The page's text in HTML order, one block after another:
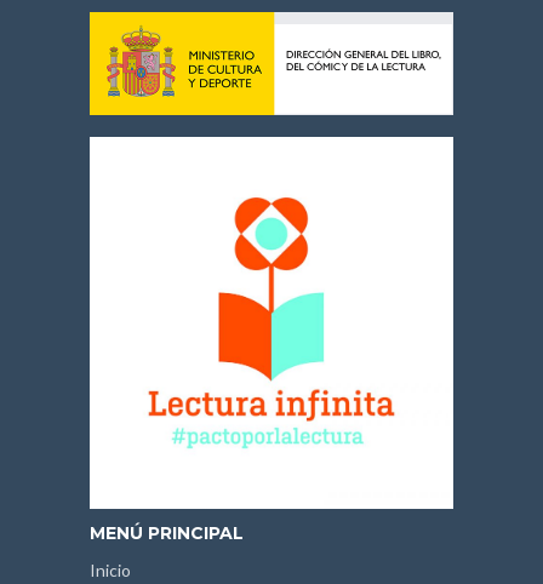
MENÚ PRINCIPAL
Inicio